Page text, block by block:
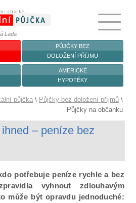
Lada
PŮJČKY BEZ
DOLOŽENÍ PŘÍJMU
AMERICKÉ
HYPOTÉKY
půjčka \ Půjčky bez doložení příjmů \
Půjčky na občanku
ihned – peníze bez
potřebuje peníze rychle a bez
vyhnout zdlouhavým
může být opravdu jednoduché: